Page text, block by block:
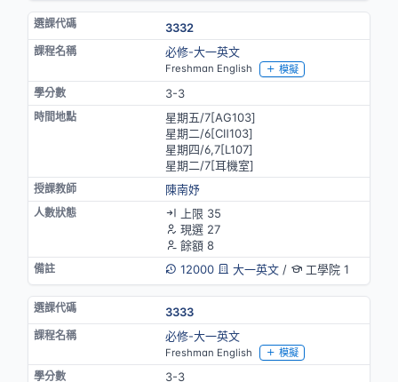
3332
必修-大一英文
Freshman English 模擬
3-3
星期五/7[AG103]
星期二/6[CⅡ103]
星期四/6,7[L107]
星期二/7[耳機室]
陳南妤
上限 35
現選 27
餘額 8
12000
大一英文/ 工學院 1
3333
必修-大一英文
Freshman English 模擬
3-3